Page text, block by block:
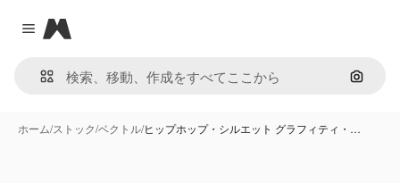
Close menu
Magnific
画像で
ホーム/ストック/ベクトル/ヒップホップ・シルエット グラフィティ・…